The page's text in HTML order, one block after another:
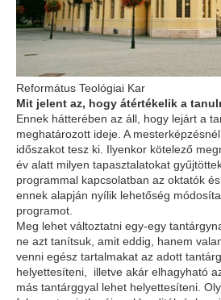
Református Teológiai Kar
Mit jelent az, hogy átértékelik a
Ennek hátterében az áll, hogy lejárt a
meghatározott ideje. A
időszakot tesz ki. Ilyenkor kötelező
év alatt milyen tapasztalatokat
programmal kapcsolatban az oktatók
ennek alapján nyílik lehetőség
programot.
Meg lehet változtatni egy-egy
ne azt tanítsuk, amit eddig, hanem
venni egész tartalmakat az adott
helyettesíteni, illetve akár elhagyható
más tantárggyal lehet helyettesíteni.